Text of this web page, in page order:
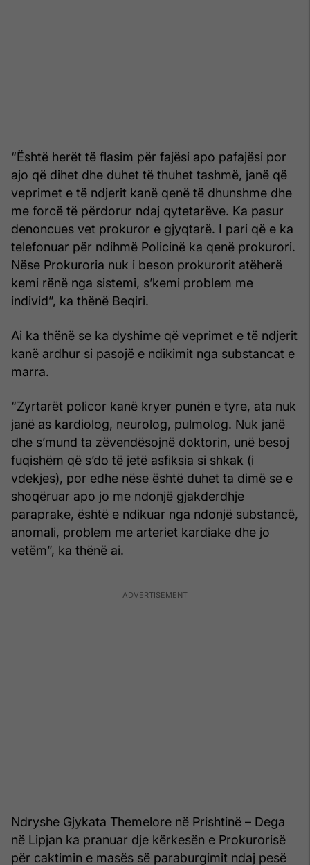
“Është herët të flasim për fajësi apo pafajësi por
ajo që dihet dhe duhet të thuhet tashmë, janë që
veprimet e të ndjerit kanë qenë të dhunshme dhe
me forcë të përdorur ndaj qytetarëve. Ka pasur
denoncues vet prokuror e gjyqtarë. I pari që e ka
telefonuar për ndihmë Policinë ka qenë prokurori.
Nëse Prokuroria nuk i beson prokurorit atëherë
kemi rënë nga sistemi, s’kemi problem me
individ”, ka thënë Beqiri.
Ai ka thënë se ka dyshime që veprimet e të ndjerit
kanë ardhur si pasojë e ndikimit nga substancat e
marra.
“Zyrtarët policor kanë kryer punën e tyre, ata nuk
janë as kardiolog, neurolog, pulmolog. Nuk janë
dhe s’mund ta zëvendësojnë doktorin, unë besoj
fuqishëm që s’do të jetë asfiksia si shkak (i
vdekjes), por edhe nëse është duhet ta dimë se e
shoqëruar apo jo me ndonjë gjakderdhje
paraprake, është e ndikuar nga ndonjë substancë,
anomali, problem me arteriet kardiake dhe jo
vetëm”, ka thënë ai.
Ndryshe Gjykata Themelore në Prishtinë – Dega
në Lipjan ka pranuar dje kërkesën e Prokurorisë
për caktimin e masës së paraburgimit ndaj pesë